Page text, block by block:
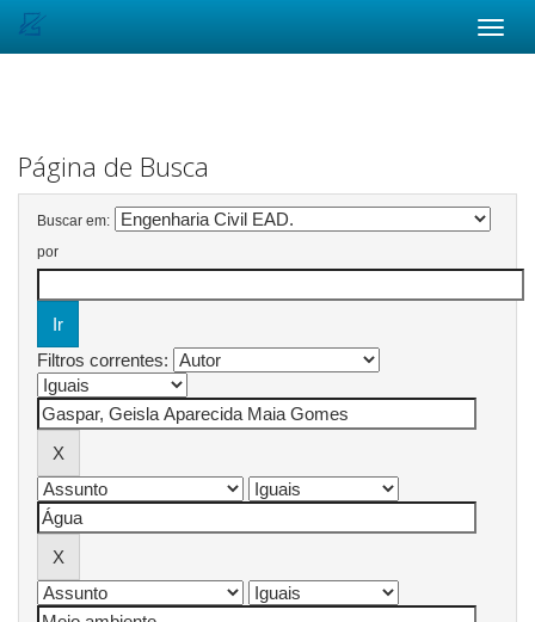
Página de Busca
Buscar em:
por
Filtros correntes: